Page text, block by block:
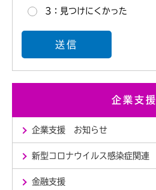
企業支援
企業支援 お知らせ
新型コロナウイルス感染症関連
金融支援
3：見つけにくかった